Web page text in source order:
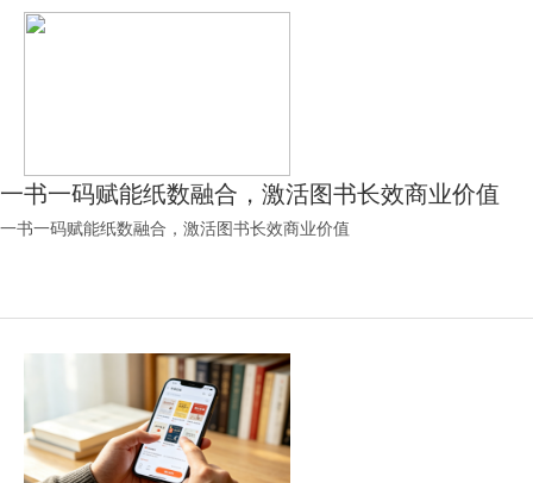
一书一码赋能纸数融合，激活图书长效商业价值
一书一码赋能纸数融合，激活图书长效商业价值